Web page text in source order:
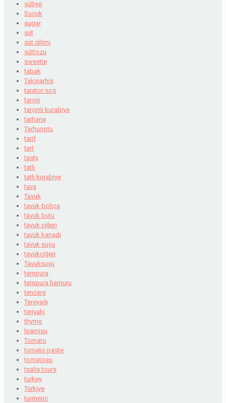
sübye
Sucuk
sugar
süt
süt dilimi
süttozu
sweetie
tabak
Taksiarhis
tarator sos
tarçın
tarçınlı kurabiye
tarhana
Tarhunotu
tarif
tart
tasty
tatlı
tatlı kurabiye
tava
Tavuk
tavuk bohça
tavuk butu
tavuk ciğeri
tavuk kanadı
tavuk suyu
tavukciğeri
Tavuksuyu
tempura
tempura hamuru
tencere
Tereyağı
teriyaki
thyme
tiramisu
Tomato
tomato paste
tomatoes
tsalis tours
turkey
Türkiye
turmeric